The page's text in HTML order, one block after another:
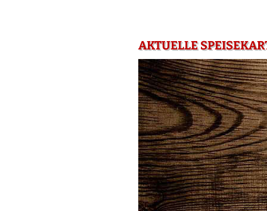
AKTUELLE